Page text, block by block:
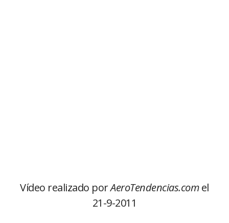
Vídeo realizado porAeroTendencias.comel
21-9-2011